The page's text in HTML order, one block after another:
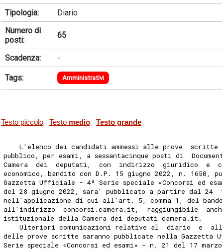
Tipologia:
Diario
Numero di
posti:
65
Scadenza: -
Tags: Amministrativi
Testo piccolo - Testo medio - Testo grande
L'elenco dei candidati ammessi alle prove  scritte
pubblico, per esami, a sessantacinque posti di
Camera  dei  deputati,  con  indirizzo  giuridico  e
economico, bandito con D.P. 15 giugno 2022, n. 1650,
Gazzetta Ufficiale - 4ª Serie speciale «Concorsi ed
del 28 giugno 2022, sara' pubblicato a partire dal 24
nell'applicazione di cui all'art. 5, comma 1, del
all'indirizzo  concorsi.camera.it,  raggiungibile
istituzionale della Camera dei deputati camera.it.
Ulteriori comunicazioni relative al  diario  e
delle prove scritte saranno pubblicate nella Gazzetta
Serie speciale «Concorsi ed esami» - n. 21 del 17